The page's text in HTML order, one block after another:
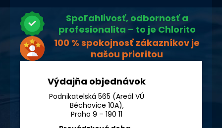
Spoľahlivosť, odbornosť a
profesionalita – to je Chlorito
100 % spokojnosť zákazníkov je
našou prioritou
Výdajňa objednávok
Podnikatelská 565 (Areál VÚ
Běchovice 10A),
Praha 9 – 190 11